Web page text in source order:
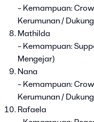
- Kemampuan:
Kerumunan /
Mathilda
- Kemampuan:
Mengejar)
Nana
- Kemampuan:
Kerumunan /
Rafaela